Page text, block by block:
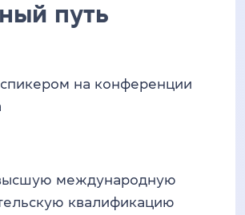
путь
на конференции
международную
квалификацию